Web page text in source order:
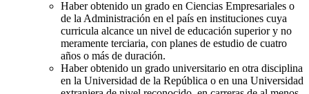
Haber obtenido un grado en Ciencias Empresariales o
de la Administración en el país en instituciones cuya
curricula alcance un nivel de educación superior y no
meramente terciaria, con planes de estudio de cuatro
años o más de duración.
Haber obtenido un grado universitario en otra disciplina
en la Universidad de la República o en una Universidad